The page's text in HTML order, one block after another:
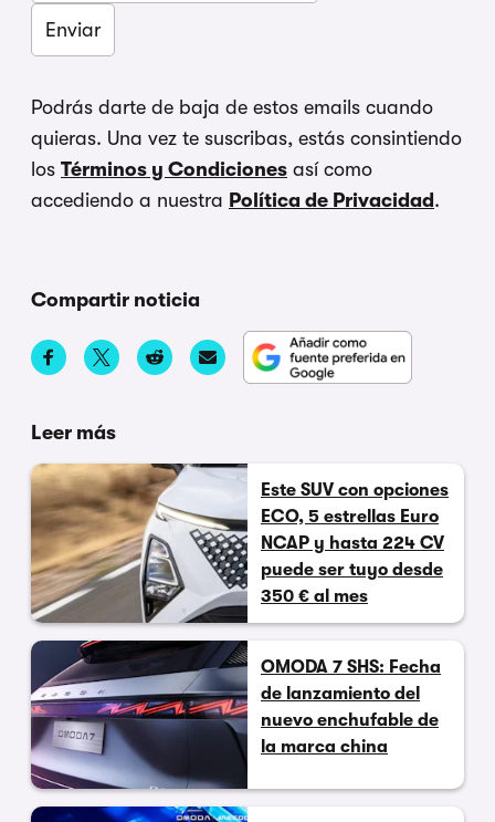
Podrás darte de baja de estos emails cuando
quieras. Una vez te suscribas, estás consintiendo
los Términos y Condiciones así como
accediendo a nuestra Política de Privacidad .
Compartir noticia
Leer más
Este SUV con opciones
ECO, 5 estrellas Euro
NCAP y hasta 224 CV
puede ser tuyo desde
350 € al mes
OMODA 7 SHS: Fecha
de lanzamiento del
nuevo enchufable de
la marca china